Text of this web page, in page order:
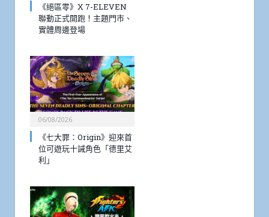
《絕區零》X 7-ELEVEN
聯動正式開跑！主題門市、
實體周邊登場
06/08/2026
《七大罪：Origin》迎來首
位可遊玩十誡角色「德里艾
利」